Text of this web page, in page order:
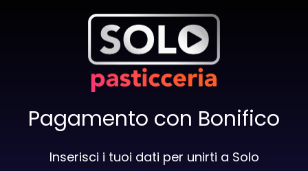
Pagamento con Bonifico
Inserisci i tuoi dati per unirti a Solo